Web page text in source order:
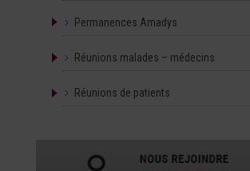
Permanences Amadys
Réunions malades – médecins
Réunions de patients